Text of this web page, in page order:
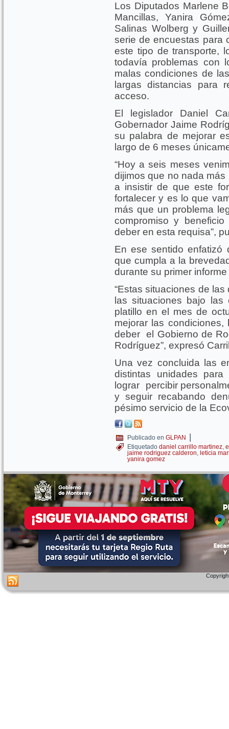
Los Diputados Marlene
Mancillas, Yanira
Salinas Wolberg y
serie de encuestas para
este tipo de transporte,
todavía problemas con
malas condiciones de
largas distancias para
acceso.
El legislador Daniel
Gobernador Jaime
su palabra de mejorar
largo de 6 meses
“Hoy a seis meses
dijimos que no nada
a insistir de que este
fortalecer y es lo que
más que un problema
compromiso y
deber en esta requisa”,
En ese sentido enfatizó
que cumpla a la
durante su primer
“Estas situaciones de
las situaciones bajo
platillo en el mes de
mejorar las
deber el Gobierno de
Rodríguez”, expresó
Una vez concluida las
distintas unidades
lograr percibir
y seguir recabando
pésimo servicio de la
Publicado en GLPAN |
Etiquetado daniel carrillo martinez,
jaime rodriguez calderon, leticia
yanira gomez